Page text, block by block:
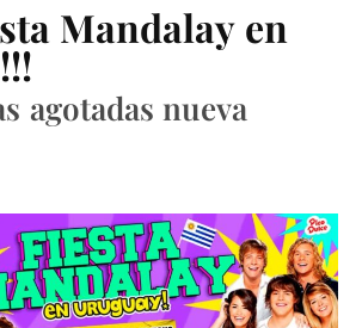
Mandalay en
agotadas nueva